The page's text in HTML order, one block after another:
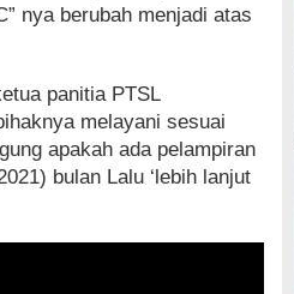
nya berubah menjadi atas
panitia PTSL
melayani sesuai
apakah ada pelampiran
bulan Lalu ‘lebih lanjut